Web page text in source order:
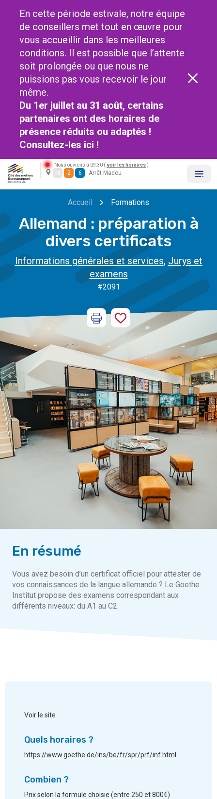
En cette période estivale, notre équipe
de conseillers met tout en œuvre pour
vous accueillir dans les meilleures
conditions. Il est possible que l’attente
soit prolongée ou que nous ne
puissions pas vous recevoir le jour
même.
Du 1er juillet au 31 août, certains
partenaires ont des horaires de
présence réduits ou adaptés !
Consultez-les ici !
Nous ouvrons à 09:30 ( voir les horaires )
M 2 6 Arrêt Madou
Accueil Formations
Allemand : préparation à
divers certificats
Informations générales et services, Jurys et
examens
#2091
En résumé
Vous avez besoin d’un certificat officiel pour attester de
vos connaissances de la langue allemande ? Le Goethe
Institut propose des examens correspondant aux
différents niveaux: du A1 au C2.
Voir le site
Quels horaires ?
https://www.goethe.de/ins/be/fr/spr/prf/inf.html
Combien ?
Prix selon la formule choisie (entre 250 et 800€)